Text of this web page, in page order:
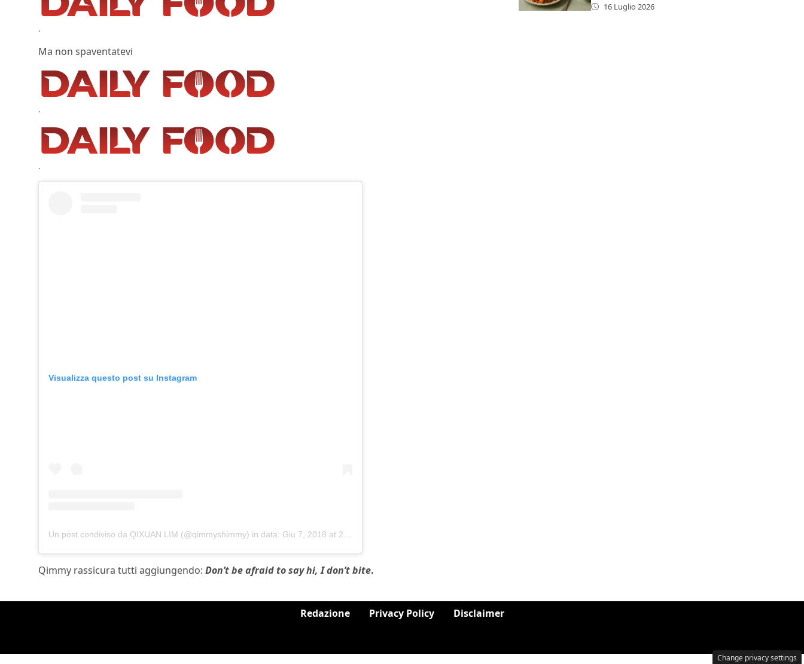
.
Ma non spaventatevi
.
.
Visualizza questo post su Instagram
Un post condiviso da QIXUAN LIM (@qimmyshimmy) in data: Giu 7, 2018 at 2:05 PDT
Qimmy rassicura tutti aggiungendo: Don’t be afraid to say hi, I don’t bite.
16 Luglio 2026
Redazione Privacy Policy Disclaimer
Change privacy settings